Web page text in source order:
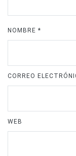
NOMBRE *
CORREO
WEB